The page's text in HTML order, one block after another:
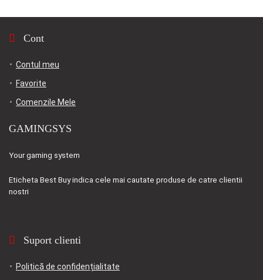
15,595.00 lei.
Cont
Contul meu
Favorite
Comenzile Mele
GAMINGSYS
Your gaming system
Eticheta Best Buyindica cele mai cautate produse de catre clientii
nostri
Suport clienti
Politică de confidențialitate